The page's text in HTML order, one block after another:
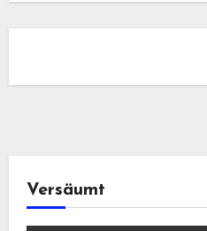
Versäumt